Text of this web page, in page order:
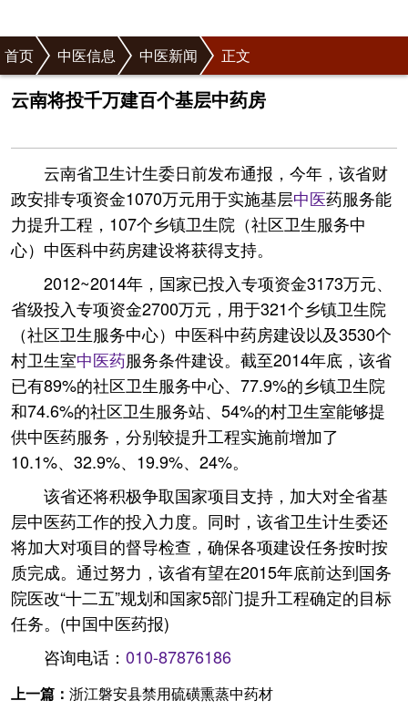
首页 中医信息 中医新闻 正文
云南将投千万建百个基层中药房
云南省卫生计生委日前发布通报，今年，该省财
政安排专项资金1070万元用于实施基层中医药服务能
力提升工程，107个乡镇卫生院（社区卫生服务中
心）中医科中药房建设将获得支持。
2012~2014年，国家已投入专项资金3173万元、
省级投入专项资金2700万元，用于321个乡镇卫生院
（社区卫生服务中心）中医科中药房建设以及3530个
村卫生室中医药服务条件建设。截至2014年底，该省
已有89%的社区卫生服务中心、77.9%的乡镇卫生院
和74.6%的社区卫生服务站、54%的村卫生室能够提
供中医药服务，分别较提升工程实施前增加了
10.1%、32.9%、19.9%、24%。
该省还将积极争取国家项目支持，加大对全省基
层中医药工作的投入力度。同时，该省卫生计生委还
将加大对项目的督导检查，确保各项建设任务按时按
质完成。通过努力，该省有望在2015年底前达到国务
院医改“十二五”规划和国家5部门提升工程确定的目标
任务。(中国中医药报)
咨询电话： 010-87876186
上一篇： 浙江磐安县禁用硫磺熏蒸中药材